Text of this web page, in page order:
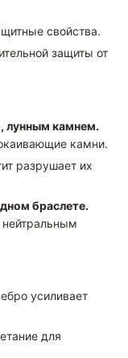
свойства.
защиты от
лунным камнем.
камни.
разрушает их
браслете.
нейтральным
усиливает
для